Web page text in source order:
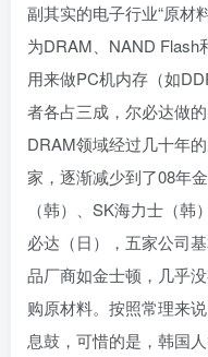
副其实的电子行业“原材
为DRAM、NAND Flash
用来做PC机内存（如
者各占三成，尔必达做的
DRAM领域经过几十年
家，逐渐减少到了08年
（韩）、SK海力士（
必达（日），五家公司
品厂商如金士顿，几乎
购原材料。按照常理来
息鼓，可惜的是，韩国